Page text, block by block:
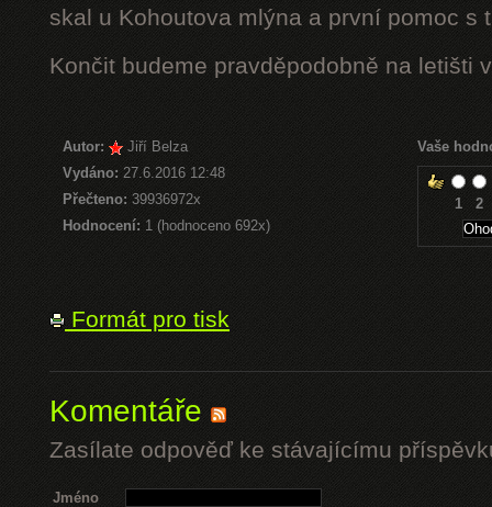
skal u Kohoutova mlýna a první pomoc s
Končit budeme pravděpodobně na letišti
Autor:
Jiří Belza
Vydáno: 27.6.2016 12:48
Přečteno:39936972x
Hodnocení: 1 (hodnoceno 692x)
Vaše
1 2
Formát pro tisk
Komentáře
Zasílate odpověď ke stávajícímu
Jméno